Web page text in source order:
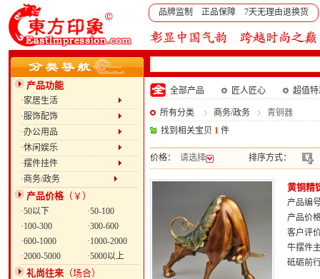
品牌监制 正品保障 7天无理由退换货
产品功能
·家居生活
·服饰配饰
·办公用品
·休闲娱乐
·摆件挂件
·商务/政务
产品价格（￥）
·50以下
·50-100
·100-300
·300-600
·600-1000
·1000-2000
·2000-5000
·5000以上
礼尚往来 （场合）
全部产品 匠人匠心 超值
所有分类 商务/政务
青铜器
找到相关宝贝 1 件
价格： 请选择 排序方式：
黄铜精
产品编
产品价
客户评
牛摆件
砥砺前